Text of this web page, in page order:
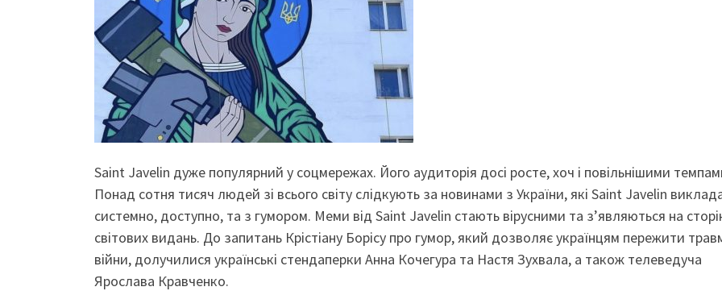
Saint Javelin дуже популярний у соцмережах. Його аудиторія досі росте, хоч і повільнішими
Понад сотня тисяч людей зі всього світу слідкують за новинами з України, які Saint Javelin
системно, доступно, та з гумором. Меми від Saint Javelin стають вірусними та з’являються на
світових видань. До запитань Крістіану Борісу про гумор, який дозволяє українцям пережити
війни, долучилися українські стендаперки Анна Кочегура та Настя Зухвала, а також телеведуча
Ярослава Кравченко.